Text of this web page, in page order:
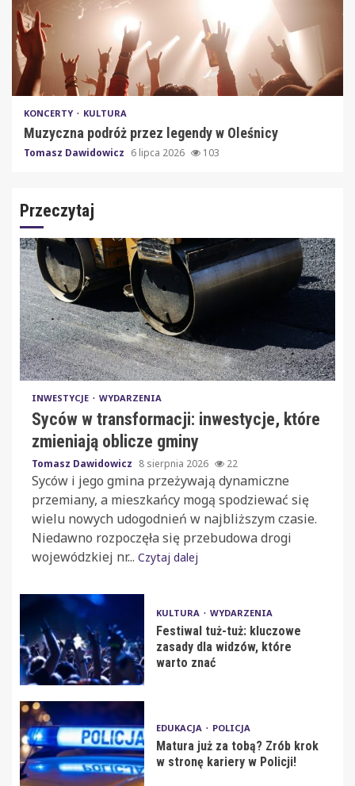
KONCERTY KULTURA
Muzyczna podróż przez legendy w Oleśnicy
Tomasz Dawidowicz 6 lipca 2026 103
Przeczytaj
INWESTYCJE WYDARZENIA
Syców w transformacji: inwestycje, które
zmieniają oblicze gminy
Tomasz Dawidowicz 8 sierpnia 2026 22
Syców i jego gmina przeżywają dynamiczne
przemiany, a mieszkańcy mogą spodziewać się
wielu nowych udogodnień w najbliższym czasie.
Niedawno rozpoczęła się przebudowa drogi
wojewódzkiej nr... Czytaj dalej
KULTURA WYDARZENIA
Festiwal tuż-tuż: kluczowe
zasady dla widzów, które
warto znać
EDUKACJA POLICJA
Matura już za tobą? Zrób krok
w stronę kariery w Policji!